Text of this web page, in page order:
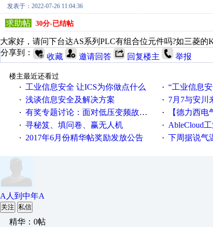
发表于：2022-07-26 11:04:36
求助帖
30分-已结帖
大家好，请问下台达AS系列PLC有组合位元件吗?如三菱的
分享到：
收藏 邀请回答 回复楼主 举报
楼主最近还看过
·
工业信息安全 让ICS为你做点什么 · “工业信息安全周之
· 浅谈信息安全及解决方案 · 7月7与安川
· 有奖专题讨论：面对低压变频故障，老手是这样解决的！ · 【德力西电
· 寻秘笈、填问卷、赢无人机 · AbleCloud工业
· 2017年6月份精华帖奖励发放公告 · 下周据说气
A人到中年A
关注 私信
精华：0帖